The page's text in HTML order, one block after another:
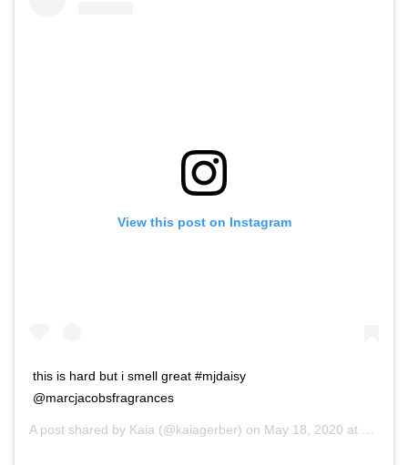
View this post on Instagram
this is hard but i smell great #mjdaisy
@marcjacobsfragrances
A post shared by Kaia (@kaiagerber) on May 18, 2020 at 5:55pm PDT